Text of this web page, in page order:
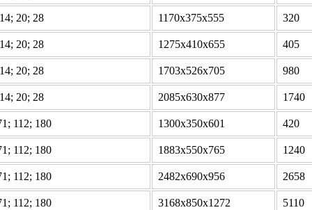
20; 28 1170х375х555 320
20; 28 1275х410х655 405
20; 28 1703х526х705 980
20; 28 2085х630х877 1740
112; 180 1300х350х601 420
112; 180 1883х550х765 1240
112; 180 2482х690х956 2658
112; 180 3168х850х1272 5110